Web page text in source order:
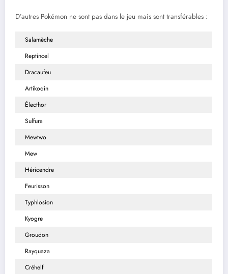
D’autres Pokémon ne sont pas dans le jeu mais sont transférables :
Salamèche
Reptincel
Dracaufeu
Artikodin
Électhor
Sulfura
Mewtwo
Mew
Héricendre
Feurisson
Typhlosion
Kyogre
Groudon
Rayquaza
Créhelf